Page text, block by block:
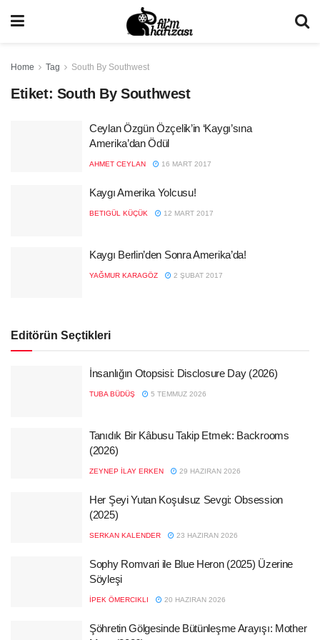
Home Tag South By Southwest
Etiket: South By Southwest
Ceylan Özgün Özçelik’in ‘Kaygı’sına
Amerika’dan Ödül
AHMET CEYLAN 16 MART 2017
Kaygı Amerika Yolcusu!
BETIGÜL KÜÇÜK 12 MART 2017
Kaygı Berlin’den Sonra Amerika’da!
YAĞMUR KARAGÖZ 2 ŞUBAT 2017
Editörün Seçtikleri
İnsanlığın Otopsisi: Disclosure Day (2026)
TUBA BÜDÜŞ 5 TEMMUZ 2026
Tanıdık Bir Kâbusu Takip Etmek: Backrooms
(2026)
ZEYNEP İLAY ERKEN 29 HAZIRAN 2026
Her Şeyi Yutan Koşulsuz Sevgi: Obsession
(2025)
SERKAN KALENDER 23 HAZIRAN 2026
Sophy Romvari ile Blue Heron (2025) Üzerine
Söyleşi
İPEK ÖMERCIKLI 20 HAZIRAN 2026
Şöhretin Gölgesinde Bütünleşme Arayışı: Mother